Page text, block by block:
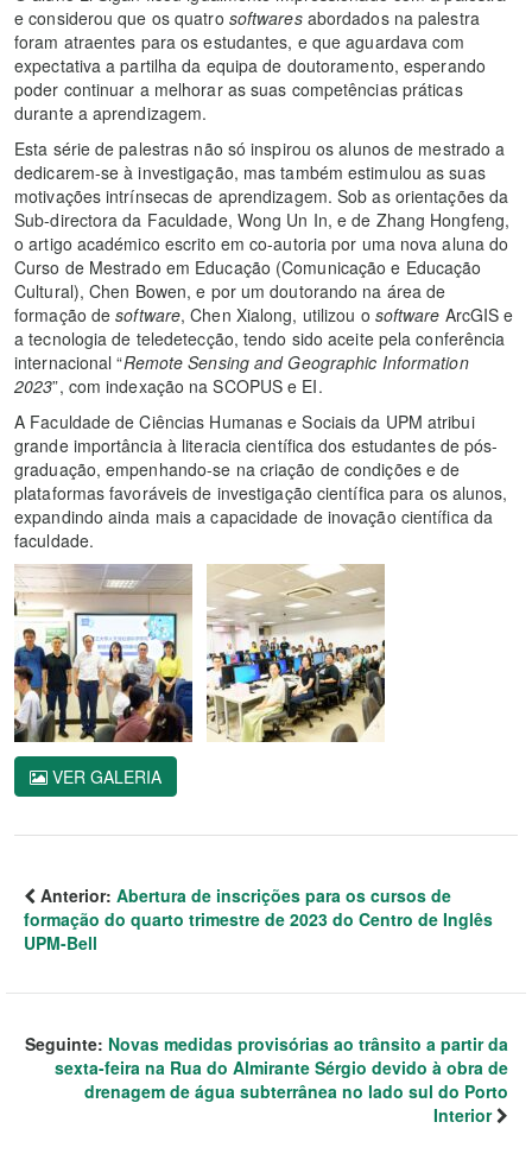
e considerou que os quatro softwares abordados na palestra
foram atraentes para os estudantes, e que aguardava com
expectativa a partilha da equipa de doutoramento, esperando
poder continuar a melhorar as suas competências práticas
durante a aprendizagem.
Esta série de palestras não só inspirou os alunos de mestrado a
dedicarem-se à investigação, mas também estimulou as suas
motivações intrínsecas de aprendizagem. Sob as orientações da
Sub-directora da Faculdade, Wong Un In, e de Zhang Hongfeng,
o artigo académico escrito em co-autoria por uma nova aluna do
Curso de Mestrado em Educação (Comunicação e Educação
Cultural), Chen Bowen, e por um doutorando na área de
formação desoftware, Chen Xialong, utilizou o software ArcGIS e
a tecnologia de teledetecção, tendo sido aceite pela conferência
internacional “Remote Sensing and Geographic Information
2023”, com indexação na SCOPUS e EI.
A Faculdade de Ciências Humanas e Sociais da UPM atribui
grande importância à literacia científica dos estudantes de pós-
graduação, empenhando-se na criação de condições e de
plataformas favoráveis de investigação científica para os alunos,
expandindo ainda mais a capacidade de inovação científica da
faculdade.
VER GALERIA
Anterior: Abertura de inscrições para os cursos de
formação do quarto trimestre de 2023 do Centro de Inglês
UPM-Bell
Seguinte: Novas medidas provisórias ao trânsito a partir da
sexta-feira na Rua do Almirante Sérgio devido à obra de
drenagem de água subterrânea no lado sul do Porto
Interior